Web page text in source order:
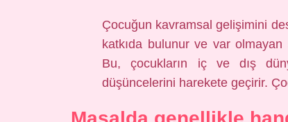
Çocuğun kavramsal gelişimini
katkıda bulunur ve var
Bu, çocukların iç ve dış
düşüncelerini harekete geçirir.